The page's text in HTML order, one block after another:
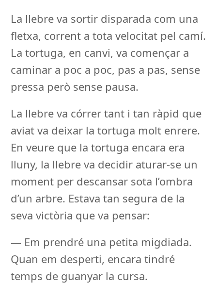
La llebre va sortir disparada com una
fletxa, corrent a tota velocitat pel camí.
La tortuga, en canvi, va començar a
caminar a poc a poc, pas a pas, sense
pressa però sense pausa.
La llebre va córrer tant i tan ràpid que
aviat va deixar la tortuga molt enrere.
En veure que la tortuga encara era
lluny, la llebre va decidir aturar-se un
moment per descansar sota l’ombra
d’un arbre. Estava tan segura de la
seva victòria que va pensar:
— Em prendré una petita migdiada.
Quan em desperti, encara tindré
temps de guanyar la cursa.